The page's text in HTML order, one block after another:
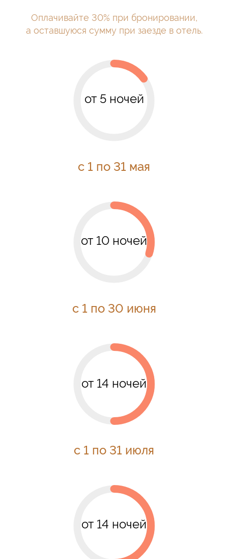
Оплачивайте 30% при бронировании,
а оставшуюся сумму при заезде в отель.
от 5 ночей
с 1 по 31 мая
от 10 ночей
с 1 по 30 июня
от 14 ночей
с 1 по 31 июля
от 14 ночей